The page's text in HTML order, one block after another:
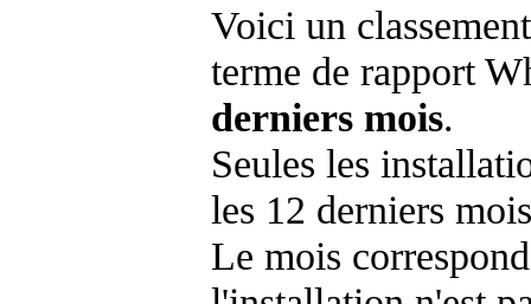
Voici un
terme de rapport
derniers mois.
Seules les
les 12 derniers
Le mois